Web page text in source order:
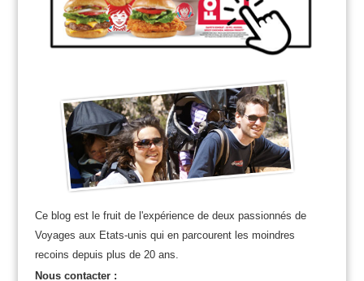
Ce blog est le fruit de l'expérience de deux passionnés de
Voyages aux Etats-unis qui en parcourent les moindres
recoins depuis plus de 20 ans.
Nous contacter :